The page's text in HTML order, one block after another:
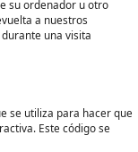
duro de su
durante una